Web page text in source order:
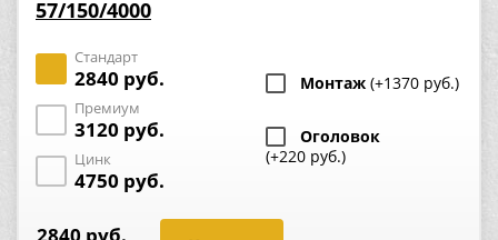
57/150/4000
Стандарт
2840 руб.
Премиум
3120 руб.
Цинк
4750 руб.
Монтаж (+1370 руб.)
Оголовок
(+220 руб.)